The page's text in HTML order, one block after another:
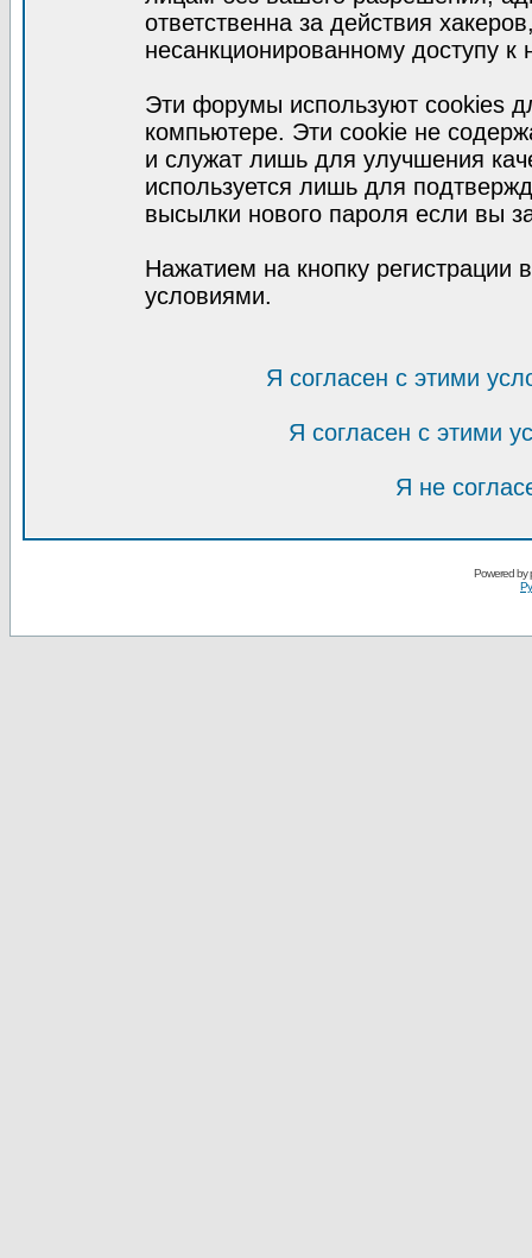
ответственна за действия
несанкционированному доступу к
Эти форумы используют cookies
компьютере. Эти cookie не
и служат лишь для улучшения
используется лишь для
высылки нового пароля если вы
Нажатием на кнопку регистрации
условиями.
Я согласен с этими
Я согласен с этими
Я не
Powered by